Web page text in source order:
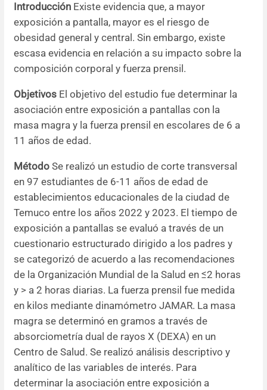
Editores
Comité editorial
Resúmenes de congresos
Introducción Existe evidencia que, a mayor
exposición a pantalla, mayor es el riesgo de
obesidad general y central. Sin embargo, existe
escasa evidencia en relación a su impacto sobre la
composición corporal y fuerza prensil.
Objetivos El objetivo del estudio fue determinar la
asociación entre exposición a pantallas con la
masa magra y la fuerza prensil en escolares de 6 a
11 años de edad.
Método Se realizó un estudio de corte transversal
en 97 estudiantes de 6-11 años de edad de
establecimientos educacionales de la ciudad de
Temuco entre los años 2022 y 2023. El tiempo de
exposición a pantallas se evaluó a través de un
cuestionario estructurado dirigido a los padres y
se categorizó de acuerdo a las recomendaciones
de la Organización Mundial de la Salud en ≤2 horas
y > a 2 horas diarias. La fuerza prensil fue medida
en kilos mediante dinamómetro JAMAR. La masa
magra se determinó en gramos a través de
absorciometría dual de rayos X (DEXA) en un
Centro de Salud. Se realizó análisis descriptivo y
analítico de las variables de interés. Para
determinar la asociación entre exposición a